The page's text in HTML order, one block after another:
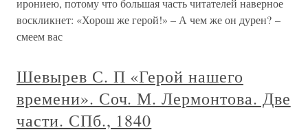
ирониею, потому что большая часть читателей наверное
воскликнет: «Хорош же герой!» – А чем же он дурен? –
смеем вас
Шевырев С. П «Герой нашего
времени». Соч. М. Лермонтова. Две
части. СПб., 1840